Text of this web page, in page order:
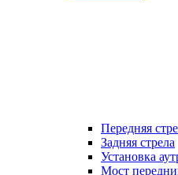
Передняя
Задняя стрела
Установка
Мост